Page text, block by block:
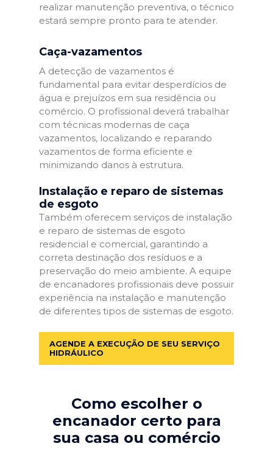
realizar manutenção preventiva, o técnico
estará sempre pronto para te atender.
Caça-vazamentos
A detecção de vazamentos é
fundamental para evitar desperdícios de
água e prejuízos em sua residência ou
comércio. O profissional deverá trabalhar
com técnicas modernas de caça
vazamentos, localizando e reparando
vazamentos de forma eficiente e
minimizando danos à estrutura.
Instalação e reparo de sistemas
de esgoto
Também oferecem serviços de instalação
e reparo de sistemas de esgoto
residencial e comercial, garantindo a
correta destinação dos resíduos e a
preservação do meio ambiente. A equipe
de encanadores profissionais deve possuir
experiência na instalação e manutenção
de diferentes tipos de sistemas de esgoto.
AGENDE A EXECUÇÃO DE SEU SERVIÇO
HIDRÁULICO
Como escolher o
encanador certo para
sua casa ou comércio